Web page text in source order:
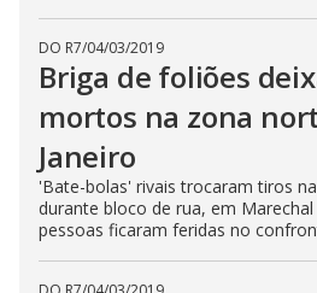
DO R7/04/03/2019
Briga de foliões
mortos na zona
Janeiro
'Bate-bolas' rivais trocaram tiros
durante bloco de rua, em
pessoas ficaram feridas no